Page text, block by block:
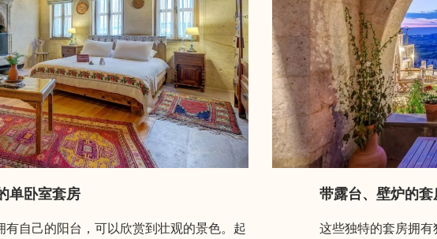
单卧室套房
有自己的阳台，可以欣赏到壮观的景色。起
带露台、壁炉的套
这些独特的套房拥